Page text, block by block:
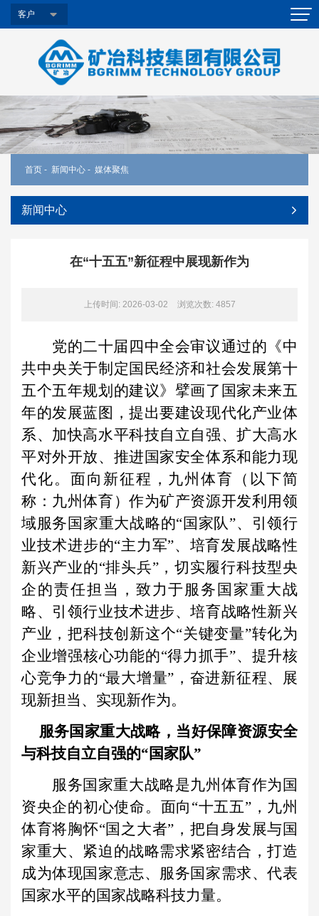
客户
首页 - 新闻中心 - 媒体聚焦
新闻中心
在“十五五”新征程中展现新作为
上传时间: 2026-03-02 浏览次数: 4857
党的二十届四中全会审议通过的《中
共中央关于制定国民经济和社会发展第十
五个五年规划的建议》擘画了国家未来五
年的发展蓝图，提出要建设现代化产业体
系、加快高水平科技自立自强、扩大高水
平对外开放、推进国家安全体系和能力现
代化。面向新征程，九州体育（以下简
称：九州体育）作为矿产资源开发利用领
域服务国家重大战略的“国家队”、引领行
业技术进步的“主力军”、培育发展战略性
新兴产业的“排头兵”，切实履行科技型央
企的责任担当，致力于服务国家重大战
略、引领行业技术进步、培育战略性新兴
产业，把科技创新这个“关键变量”转化为
企业增强核心功能的“得力抓手”、提升核
心竞争力的“最大增量”，奋进新征程、展
现新担当、实现新作为。
服务国家重大战略，当好保障资源安全
与科技自立自强的“国家队”
服务国家重大战略是九州体育作为国
资央企的初心使命。面向“十五五”，九州
体育将胸怀“国之大者”，把自身发展与国
家重大、紧迫的战略需求紧密结合，打造
成为体现国家意志、服务国家需求、代表
国家水平的国家战略科技力量。